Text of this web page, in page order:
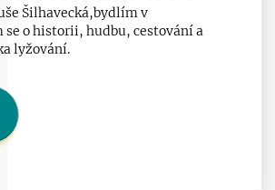
Šilhavecká,bydlím v
se o historii, hudbu, cestování a
lyžování.